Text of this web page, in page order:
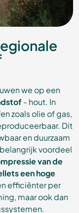
we op een
- hout. In
zoals olie of gas,
Dit
en duurzaam
voordeel
van de
een hoge
efficiënter per
maar ook dan